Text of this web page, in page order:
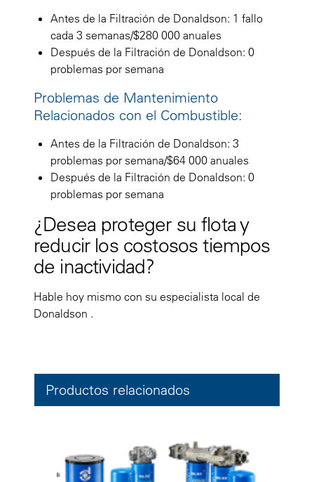
Antes de la Filtración de Donaldson: 1 fallo
cada 3 semanas/$280 000 anuales
Después de la Filtración de Donaldson: 0
problemas por semana
Problemas de Mantenimiento
Relacionados con el Combustible:
Antes de la Filtración de Donaldson: 3
problemas por semana/$64 000 anuales
Después de la Filtración de Donaldson: 0
problemas por semana
¿Desea proteger su flota y
reducir los costosos tiempos
de inactividad?
Hable hoy mismo con su especialista local de
Donaldson .
Productos relacionados